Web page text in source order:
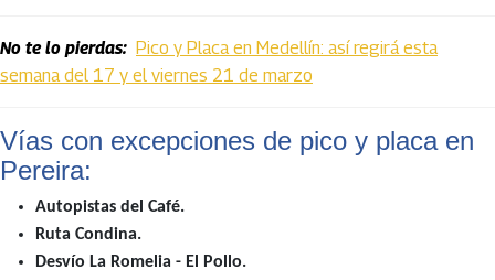
No te lo pierdas: Pico y Placa en Medellín: así regirá esta
semana del 17 y el viernes 21 de marzo
Vías con excepciones de pico y placa en
Pereira:
Autopistas del Café.
Ruta Condina.
Desvío La Romelia - El Pollo.